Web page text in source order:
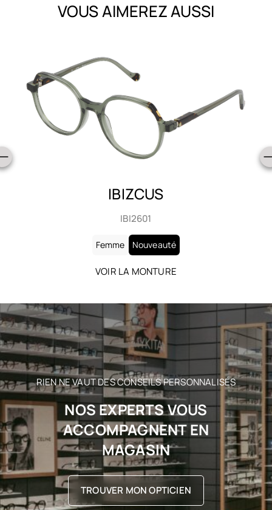
VOUS AIMEREZ AUSSI
IBIZCUS
IBI2601
Femme Nouveauté
VOIR LA MONTURE
RIEN NE VAUT DES CONSEILS PERSONNALISÉS
NOS EXPERTS VOUS
ACCOMPAGNENT EN
MAGASIN
TROUVER MON OPTICIEN